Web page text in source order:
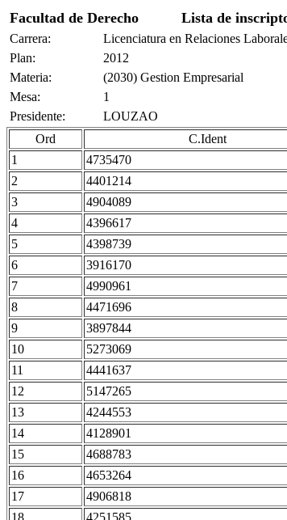
Facultad de Derecho Lista de
Carrera:
Licenciatura en Relaciones
Plan:
2012
Materia:
(2030) Gestion Empresarial
Mesa:
1
Presidente:
LOUZAO
Ord
C.Ident
1
4735470
2 4401214
3 4904089
4 4396617
5 4398739
6 3916170
7 4990961
8 4471696
9 3897844
10 5273069
11 4441637
12 5147265
13 4244553
14 4128901
15 4688783
16 4653264
17 4906818
18 4251585